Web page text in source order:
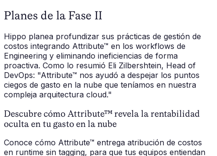
Planes de la Fase II
Hippo planea profundizar sus prácticas de gestión de
costos integrando Attribute™ en los workflows de
Engineering y eliminando ineficiencias de forma
proactiva. Como lo resumió Eli Zilbershtein, Head of
DevOps: "Attribute™ nos ayudó a despejar los puntos
ciegos de gasto en la nube que teníamos en nuestra
compleja arquitectura cloud."
Descubre cómo Attribute™ revela la rentabilidad
oculta en tu gasto en la nube
Conoce cómo Attribute™ entrega atribución de costos
en runtime sin tagging, para que tus equipos entiendan